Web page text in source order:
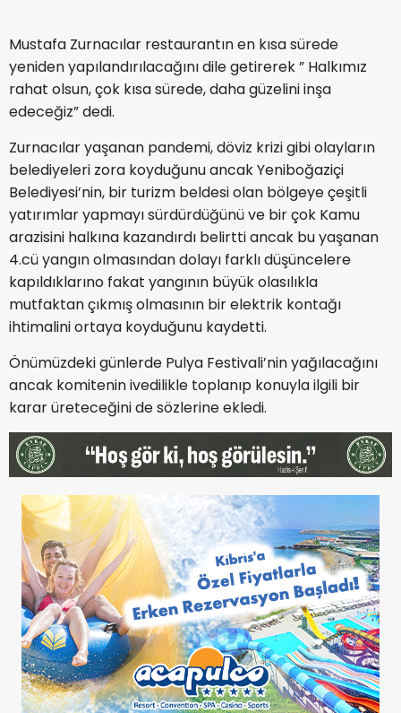
Mustafa Zurnacılar restaurantın en kısa sürede
yeniden yapılandırılacağını dile getirerek ” Halkımız
rahat olsun, çok kısa sürede, daha güzelini inşa
edeceğiz” dedi.
Zurnacılar yaşanan pandemi, döviz krizi gibi olayların
belediyeleri zora koyduğunu ancak Yeniboğaziçi
Belediyesi’nin, bir turizm beldesi olan bölgeye çeşitli
yatırımlar yapmayı sürdürdüğünü ve bir çok Kamu
arazisini halkına kazandırdı belirtti ancak bu yaşanan
4.cü yangın olmasından dolayı farklı düşüncelere
kapıldıklarıno fakat yangının büyük olasılıkla
mutfaktan çıkmış olmasının bir elektrik kontağı
ihtimalini ortaya koyduğunu kaydetti.
Önümüzdeki günlerde Pulya Festivali’nin yağılacağını
ancak komitenin ivedilikle toplanıp konuyla ilgili bir
karar üreteceğini de sözlerine ekledi.